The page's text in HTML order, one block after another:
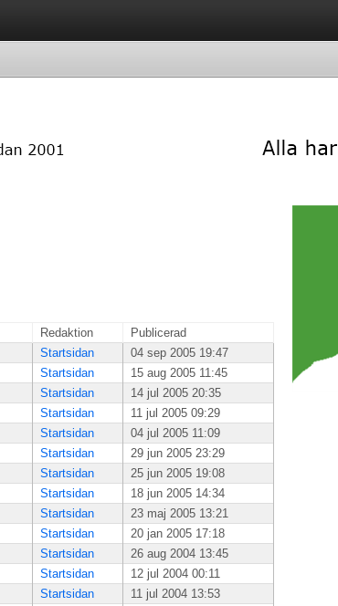
Redaktion
Publicerad
Startsidan
04 sep 2005 19:47
Startsidan
15 aug 2005 11:45
Startsidan
14 jul 2005 20:35
Startsidan
11 jul 2005 09:29
Startsidan
04 jul 2005 11:09
Startsidan
29 jun 2005 23:29
Startsidan
25 jun 2005 19:08
Startsidan
18 jun 2005 14:34
Startsidan
23 maj 2005 13:21
Startsidan
20 jan 2005 17:18
Startsidan
26 aug 2004 13:45
Startsidan
12 jul 2004 00:11
Startsidan
11 jul 2004 13:53